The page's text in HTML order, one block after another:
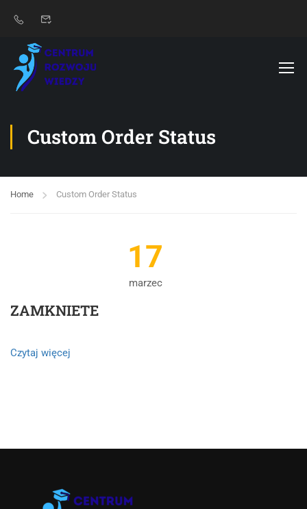
Custom Order Status
Home Custom Order Status
17
marzec
ZAMKNIETE
Czytaj więcej
Asystent AI